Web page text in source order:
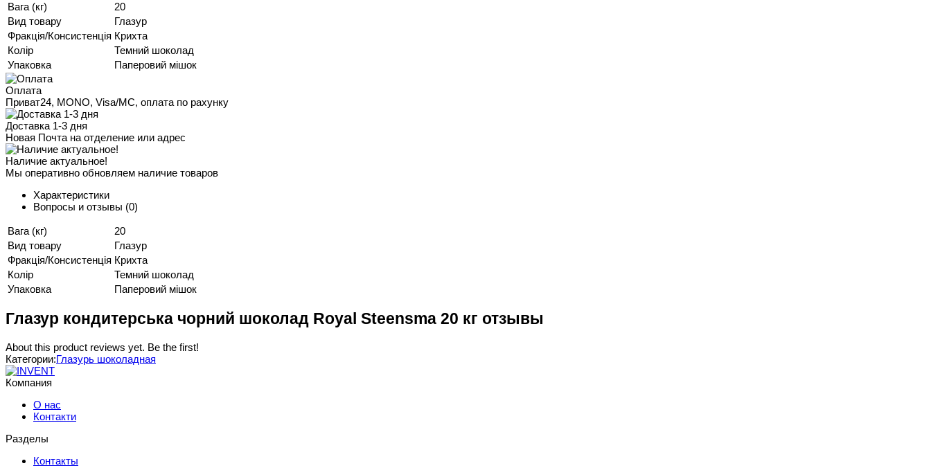
Вага (кг)
20
Вид товару
Глазур
Фракція/Консистенція Крихта
Колір
Темний шоколад
Упаковка
Паперовий мішок
Оплата
Приват24, MONO, Visa/MC, оплата по рахунку
Доставка 1-3 дня
Новая Почта на отделение или адрес
Наличие актуальное!
Мы оперативно обновляем наличие товаров
Характеристики
Вопросы и отзывы (0)
Вага (кг)
20
Вид товару
Глазур
Фракція/Консистенція Крихта
Колір
Темний шоколад
Упаковка
Паперовий мішок
Глазур кондитерська чорний шоколад Royal Steensma 20 кг отзывы
About this product reviews yet. Be the first!
Категории:Глазурь шоколадная
Компания
О нас
Контакти
Разделы
Контакты